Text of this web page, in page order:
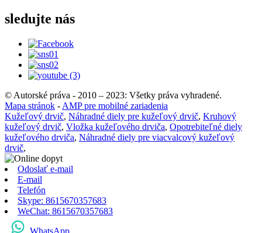
sledujte nás
© Autorské práva - 2010 – 2023: Všetky práva vyhradené.
Mapa stránok - AMP pre mobilné zariadenia
Kužeľový drvič, Náhradné diely pre kužeľový drvič, Kruhový
kužeľový drvič, Vložka kužeľového drviča, Opotrebiteľné diely
kužeľového drviča, Náhradné diely pre viacvalcový kužeľový
drvič,
Odoslať e-mail
E-mail
Telefón
Skype: 8615670357683
WeChat: 8615670357683